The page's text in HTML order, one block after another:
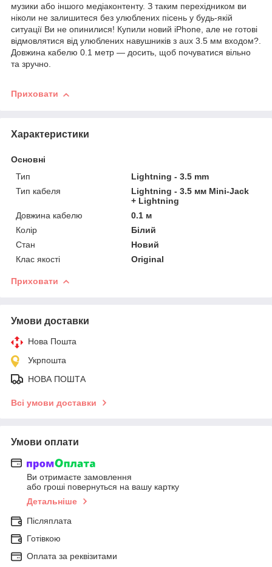
музики або іншого медіаконтенту. З таким перехідником ви
ніколи не залишитеся без улюблених пісень у будь-якій
ситуації Ви не опинилися! Купили новий iPhone, але не готові
відмовлятися від улюблених навушників з aux 3.5 мм входом?.
Довжина кабелю 0.1 метр — досить, щоб почуватися вільно
та зручно.
Приховати
Характеристики
Основні
Тип
Lightning - 3.5 mm
Тип кабеля
Lightning - 3.5 мм Mini-Jack
+ Lightning
Довжина кабелю
0.1 м
Колір
Білий
Стан
Новий
Клас якості
Original
Приховати
Умови доставки
Нова Пошта
Укрпошта
НОВА ПОШТА
Всі умови доставки
Умови оплати
Ви отримаєте замовлення
або гроші повернуться на вашу картку
Детальніше
Післяплата
Готівкою
Оплата за реквізитами